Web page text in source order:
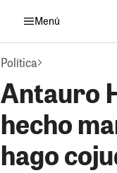
Menú
Política
Antauro
hecho
hago